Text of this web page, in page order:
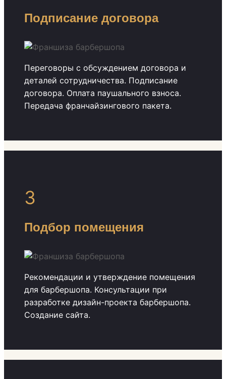
Подписание договора
Переговоры с обсуждением договора и
деталей сотрудничества. Подписание
договора. Оплата паушального взноса.
Передача франчайзингового пакета.
3
Подбор помещения
Рекомендации и утверждение помещения
для барбершопа. Консультации при
разработке дизайн-проекта барбершопа.
Создание сайта.